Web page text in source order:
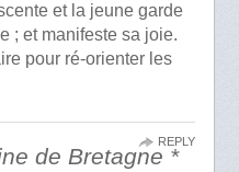
et la jeune garde
; et manifeste sa joie.
pour ré-orienter les
de Bretagne *
REPLY